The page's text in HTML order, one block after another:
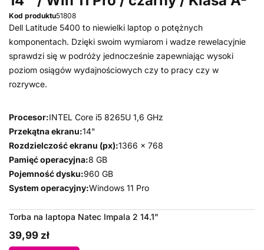
Kod produktu51808
Dell Latitude 5400 to niewielki laptop o potężnych
komponentach. Dzięki swoim wymiarom i wadze rewelacyjnie
sprawdzi się w podróży jednocześnie zapewniając wysoki
poziom osiągów wydajnościowych czy to pracy czy w
rozrywce.
Procesor:INTEL Core i5 8265U 1,6 GHz
Przekątna ekranu:14"
Rozdzielczość ekranu (px):1366 x 768
Pamięć operacyjna:8 GB
Pojemność dysku:960 GB
System operacyjny:Windows 11 Pro
Torba na laptopa Natec Impala 2 14.1"
39,99 zł